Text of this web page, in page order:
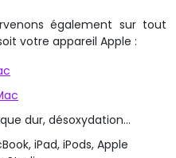
également sur tout
votre appareil Apple :
dur, désoxydation…
iPad, iPods, Apple